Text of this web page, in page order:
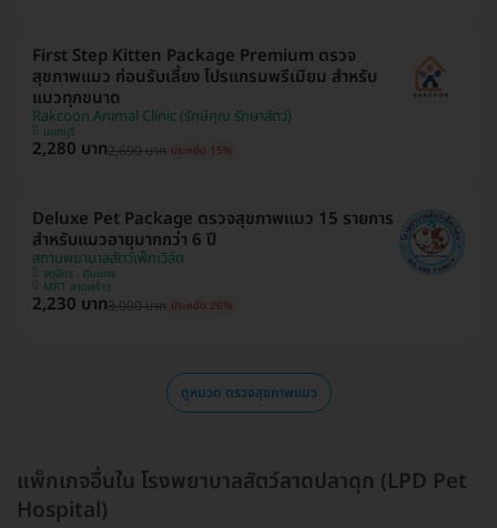
First Step Kitten Package Premium ตรวจ
สุขภาพแมว ก่อนรับเลี้ยง โปรแกรมพรีเมียม สำหรับ
แมวทุกขนาด
Rakcoon Animal Clinic (รักษ์คุณ รักษาสัตว์)
นนทบุรี
2,280 บาท2,690 บาท ประหยัด 15%
Deluxe Pet Package ตรวจสุขภาพแมว 15 รายการ
สำหรับแมวอายุมากกว่า 6 ปี
สถานพยาบาลสัตว์เพ็ทเวิล์ด
จตุจักร , ดินแดง
MRT ลาดพร้าว
2,230 บาท3,000 บาท ประหยัด 26%
ดูหมวด ตรวจสุขภาพแมว
แพ็กเกจอื่นใน โรงพยาบาลสัตว์ลาดปลาดุก (LPD Pet
Hospital)